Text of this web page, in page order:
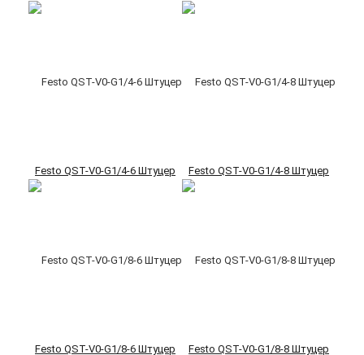
Festo QST-V0-G1/4-6 Штуцер Festo QST-V0-G1/4-8 Штуцер
Festo QST-V0-G1/8-6 Штуцер Festo QST-V0-G1/8-8 Штуцер